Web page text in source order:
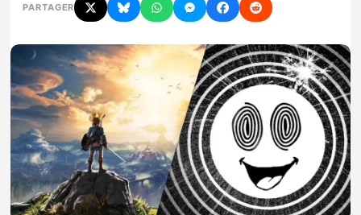
Chiffres de ventes
Rumeurs
Nintendo Direct
Tests et previews
Tests de jeux
PARTAGER